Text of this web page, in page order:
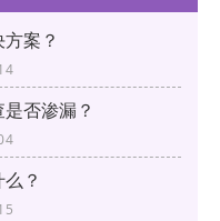
案？
否渗漏？
？